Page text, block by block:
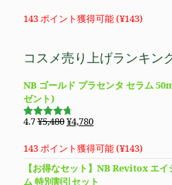
た。
す。
価
¥5,480
し
の
は
で
143 ポイント獲得可能 (¥143)
コスメ売り上げランキン
NB ゴールド プラセンタ セラム
ゼント)
5段階で
4.7¥5,480元
価
は
¥4,780現
の
格
143 ポイント獲得可能 (¥143)
【お得なセット】NB Revitox エ
ム 特別割引セット